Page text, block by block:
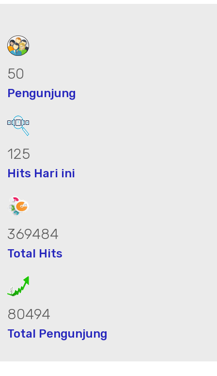
64
Pengunjung
159
Hits Hari ini
470381
Total Hits
102476
Total Pengunjung